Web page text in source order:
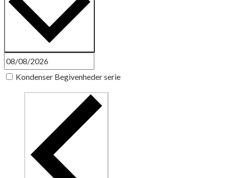
Kondenser Begivenheder serie